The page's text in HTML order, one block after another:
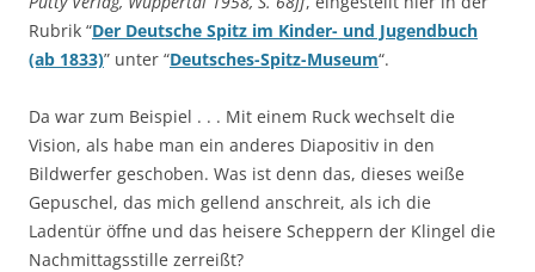
Rubrik “Der Deutsche Spitz im Kinder- und Jugendbuch
(ab 1833)” unter “Deutsches-Spitz-Museum“.
Da war zum Beispiel . . . Mit einem Ruck wechselt die
Vision, als habe man ein anderes Diapositiv in den
Bildwerfer geschoben. Was ist denn das, dieses weiße
Gepuschel, das mich gellend anschreit, als ich die
Ladentür öffne und das heisere Scheppern der Klingel die
Nachmittagsstille zerreißt?